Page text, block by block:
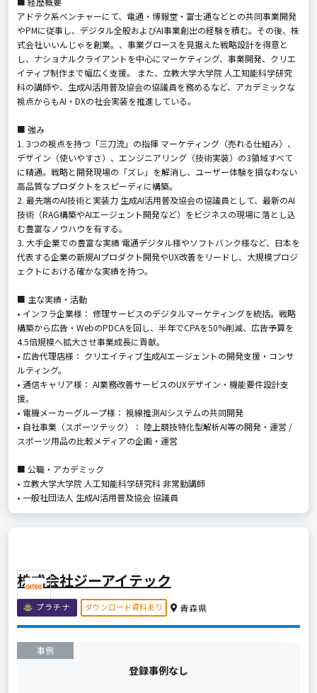
アドテク系ベンチャーにて、電通・博報堂・富士通などとの共同事業開発
やPMに従事し、デジタル全般およびAI事業創出の経験を積む。その後、株
式会社いいんじゃを創業。、事業グロースを見据えた戦略設計を得意と
し、ナショナルクライアントを中心にマーケティング、事業開発、クリエ
イティブ制作まで幅広く支援。 また、立教大学大学院 人工知能科学研究
科の講師や、生成AI活用普及協会の協議員を務めるなど、アカデミックな
視点からもAI・DXの社会実装を推進している。
■ 強み
1. 3つの視点を持つ「三刀流」の指揮 マーケティング（売れる仕組み）、
デザイン（使いやすさ）、エンジニアリング（技術実装）の3領域すべて
に精通。戦略と開発現場の「ズレ」を解消し、ユーザー体験を損なわない
高品質なプロダクトをスピーディに構築。
2. 最先端のAI技術と実装力 生成AI活用普及協会の協議員として、最新のAI
技術（RAG構築やAIエージェント開発など）をビジネスの現場に落とし込
む豊富なノウハウを有する。
3. 大手企業での豊富な実績 電通デジタル様やソフトバンク様など、日本を
代表する企業の新規AIプロダクト開発やUX改善をリードし、大規模プロジ
ェクトにおける確かな実績を持つ。
■ 主な実績・活動
• インフラ企業様： 修理サービスのデジタルマーケティングを統括。戦略
構築から広告・WebのPDCAを回し、半年でCPAを50%削減、広告予算を
4.5倍規模へ拡大させ事業成長に貢献。
• 広告代理店様： クリエイティブ生成AIエージェントの開発支援・コンサ
ルティング。
• 通信キャリア様： AI業務改善サービスのUXデザイン・機能要件設計支
援。
• 電機メーカーグループ様： 視線推測AIシステムの共同開発
• 自社事業（スポーツテック）： 陸上競技特化型解析AI等の開発・運営 /
スポーツ用品の比較メディアの企画・運営
■ 公職・アカデミック
• 立教大学大学院 人工知能科学研究科 非常勤講師
• 一般社団法人 生成AI活用普及協会 協議員
株式会社ジーアイテック
プラチナ ダウンロード資料あり 青森県
事例
登録事例なし